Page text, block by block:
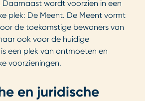
Daarnaast wordt voorzien in een
plek: De Meent. De Meent vormt
de toekomstige bewoners van
ook voor de huidige
een plek van ontmoeten en
voorzieningen.
en juridische